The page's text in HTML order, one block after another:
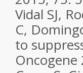
Vidal SJ,
C,
to
Oncogene